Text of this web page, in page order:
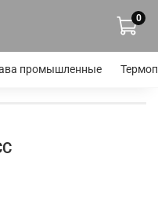
0
промышленные